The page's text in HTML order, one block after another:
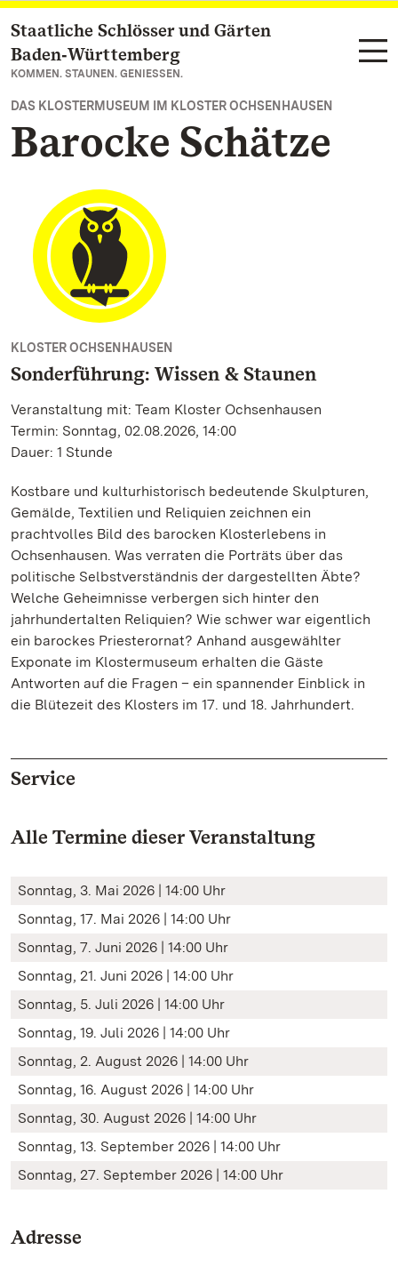
Zum Hauptinhalt springen
Staatliche Schlösser und Gärten
Baden‑Württemberg
KOMMEN. STAUNEN. GENIESSEN.
DAS KLOSTERMUSEUM IM KLOSTER OCHSENHAUSEN
Barocke Schätze
KLOSTER OCHSENHAUSEN
Sonderführung: Wissen & Staunen
Veranstaltung mit: Team Kloster Ochsenhausen
Termin: Sonntag, 02.08.2026, 14:00
Dauer: 1 Stunde
Kostbare und kulturhistorisch bedeutende Skulpturen,
Gemälde, Textilien und Reliquien zeichnen ein
prachtvolles Bild des barocken Klosterlebens in
Ochsenhausen. Was verraten die Porträts über das
politische Selbstverständnis der dargestellten Äbte?
Welche Geheimnisse verbergen sich hinter den
jahrhundertalten Reliquien? Wie schwer war eigentlich
ein barockes Priesterornat? Anhand ausgewählter
Exponate im Klostermuseum erhalten die Gäste
Antworten auf die Fragen – ein spannender Einblick in
die Blütezeit des Klosters im 17. und 18. Jahrhundert.
Service
Alle Termine dieser Veranstaltung
Sonntag, 3. Mai 2026 | 14:00 Uhr
Sonntag, 17. Mai 2026 | 14:00 Uhr
Sonntag, 7. Juni 2026 | 14:00 Uhr
Sonntag, 21. Juni 2026 | 14:00 Uhr
Sonntag, 5. Juli 2026 | 14:00 Uhr
Sonntag, 19. Juli 2026 | 14:00 Uhr
Sonntag, 2. August 2026 | 14:00 Uhr
Sonntag, 16. August 2026 | 14:00 Uhr
Sonntag, 30. August 2026 | 14:00 Uhr
Sonntag, 13. September 2026 | 14:00 Uhr
Sonntag, 27. September 2026 | 14:00 Uhr
Adresse